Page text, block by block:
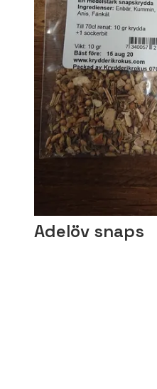
Adelöv snaps